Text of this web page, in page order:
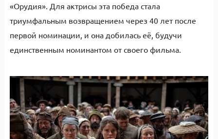
«Орудия». Для актрисы эта победа стала
триумфальным возвращением через 40 лет после
первой номинации, и она добилась её, будучи
единственным номинантом от своего фильма.